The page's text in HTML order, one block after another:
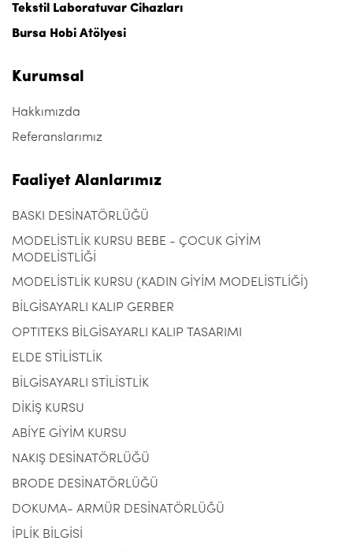
Tekstil Laboratuvar Cihazları
Bursa Hobi Atölyesi
Kurumsal
Hakkımızda
Referanslarımız
Faaliyet Alanlarımız
BASKI DESİNATÖRLÜĞÜ
MODELİSTLİK KURSU BEBE - ÇOCUK GİYİM
MODELİSTLİĞİ
MODELİSTLİK KURSU (KADIN GİYİM MODELİSTLİĞİ)
BİLGİSAYARLI KALIP GERBER
OPTITEKS BİLGİSAYARLI KALIP TASARIMI
ELDE STİLİSTLİK
BİLGİSAYARLI STİLİSTLİK
DİKİŞ KURSU
ABİYE GİYİM KURSU
NAKIŞ DESİNATÖRLÜĞÜ
BRODE DESİNATÖRLÜĞÜ
DOKUMA- ARMÜR DESİNATÖRLÜĞÜ
İPLİK BİLGİSİ